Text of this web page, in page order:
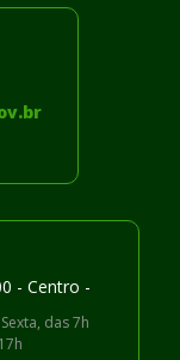
- Centro -
das 7h